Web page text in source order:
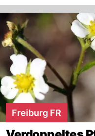
Freiburg FR